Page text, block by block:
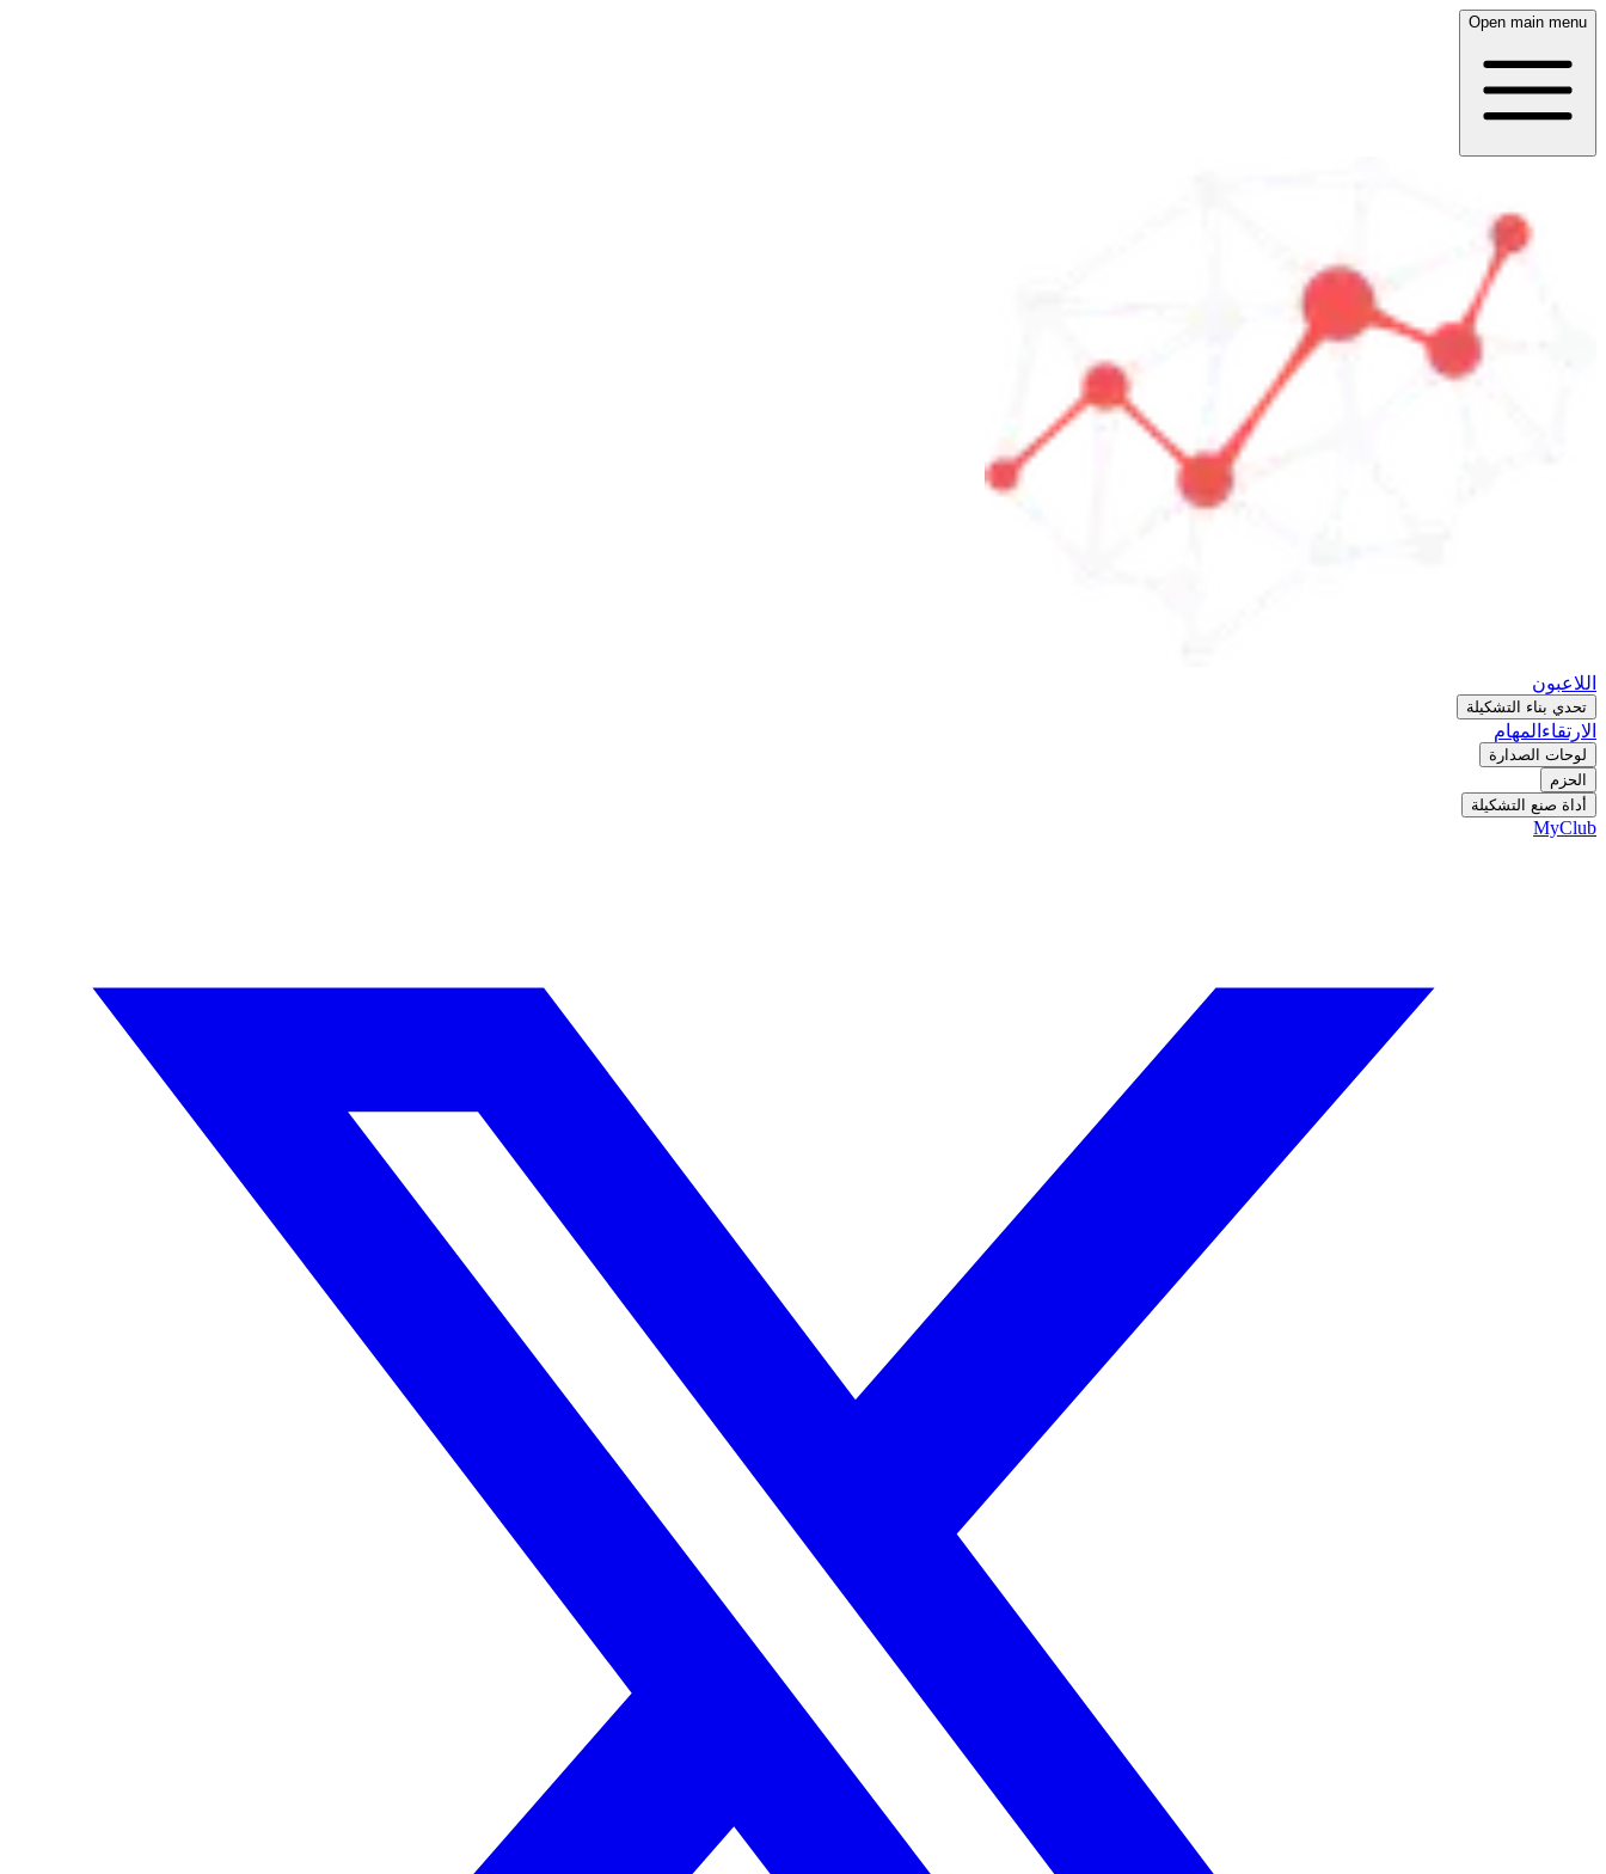
Open main menu
اللاعبون
تحدي بناء التشكيلة
الارتقاء المهام
لوحات الصدارة
الحزم
أداة صنع التشكيلة
MyClub